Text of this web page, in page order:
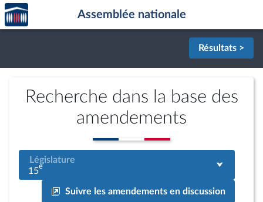
Aller au contenu
Aller en bas de la page
Accèder
à la
page
Assemblée nationale
Résultats >
Recherche dans la base des
amendements
Législature
15e
Suivre les amendements en discussion